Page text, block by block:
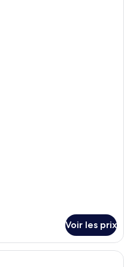
Voir les prix